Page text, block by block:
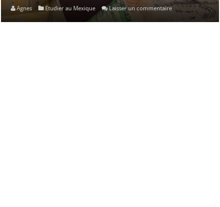
Agnes Etudier au Mexique Laisser un commentaire